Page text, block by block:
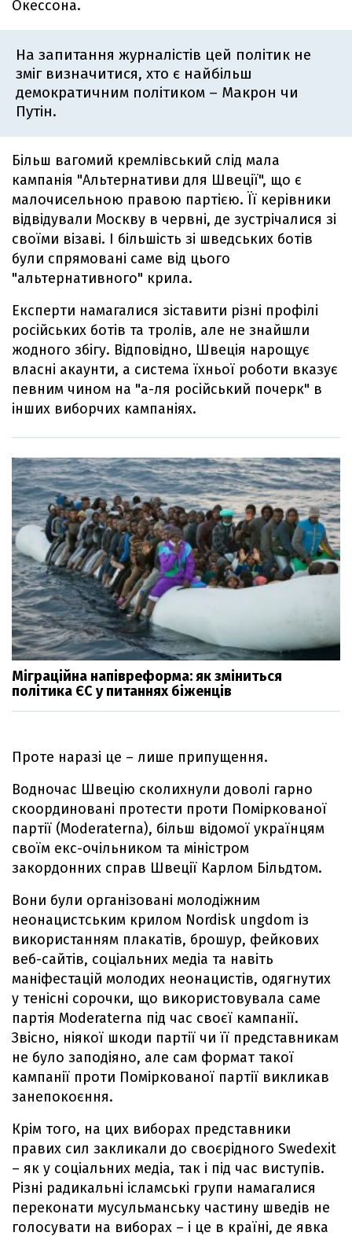
Окессона.
На запитання журналістів цей політик не
зміг визначитися, хто є найбільш
демократичним політиком – Макрон чи
Путін.
Більш вагомий кремлівський слід мала
кампанія "Альтернативи для Швеції", що є
малочисельною правою партією. Її керівники
відвідували Москву в червні, де зустрічалися зі
своїми візаві. І більшість зі шведських ботів
були спрямовані саме від цього
"альтернативного" крила.
Експерти намагалися зіставити різні профілі
російських ботів та тролів, але не знайшли
жодного збігу. Відповідно, Швеція нарощує
власні акаунти, а система їхньої роботи вказує
певним чином на "а-ля російський почерк" в
інших виборчих кампаніях.
Міграційна напівреформа: як зміниться
політика ЄС у питаннях біженців
Проте наразі це – лише припущення.
Водночас Швецію сколихнули доволі гарно
скоординовані протести проти Поміркованої
партії (Moderaterna), більш відомої українцям
своїм екс-очільником та міністром
закордонних справ Швеції Карлом Більдтом.
Вони були організовані молодіжним
неонацистським крилом Nordisk ungdom із
використанням плакатів, брошур, фейкових
веб-сайтів, соціальних медіа та навіть
маніфестацій молодих неонацистів, одягнутих
у тенісні сорочки, що використовувала саме
партія Moderaterna під час своєї кампанії.
Звісно, ніякої шкоди партії чи її представникам
не було заподіяно, але сам формат такої
кампанії проти Поміркованої партії викликав
занепокоєння.
Крім того, на цих виборах представники
правих сил закликали до своєрідного Swedexit
– як у соціальних медіа, так і під час виступів.
Різні радикальні ісламські групи намагалися
переконати мусульманську частину шведів не
голосувати на виборах – і це в країні, де явка